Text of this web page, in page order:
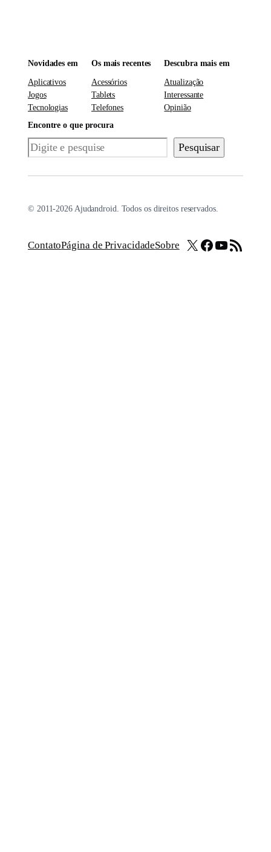
Novidades em
Aplicativos
Jogos
Tecnologias
Os mais recentes
Acessórios
Tablets
Telefones
Descubra mais em
Atualização
Interessante
Opinião
Encontre o que procura
Pesquisar Pesquisar
© 2011-2026 Ajudandroid. Todos os direitos reservados.
ContatoPágina de PrivacidadeSobre X Facebook
Youtube
Feed RSS